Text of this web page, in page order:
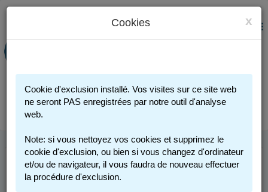
PORTAIL FAMILLE
Connexion
MENU
ACTIVITÉS
x
Cookies
Cookie d'exclusion installé. Vos visites sur ce site web
ne seront PAS enregistrées par notre outil d'analyse
web.
Note: si vous nettoyez vos cookies et supprimez le
cookie d'exclusion, ou bien si vous changez d'ordinateur
et/ou de navigateur, il vous faudra de nouveau effectuer
la procédure d'exclusion.